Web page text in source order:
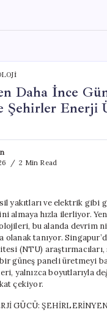
Daha İnce
Şehirler Enerji
2 Min Read
yakıtları ve elektrik gibi
almaya hızla ilerliyor.
bu alanda devrim
olanak tanıyor.
(NTU) araştırmacıları,
güneş paneli üretmeyi
yalnızca boyutlarıyla
çekiyor.
GÜCÜ: